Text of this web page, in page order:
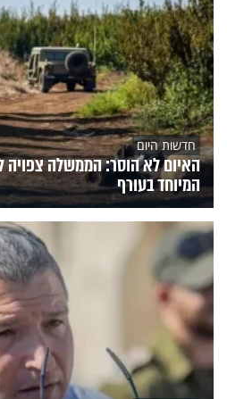
חדשות היום
האיום לא הוסר: הממשלה
המיוחד בעורף